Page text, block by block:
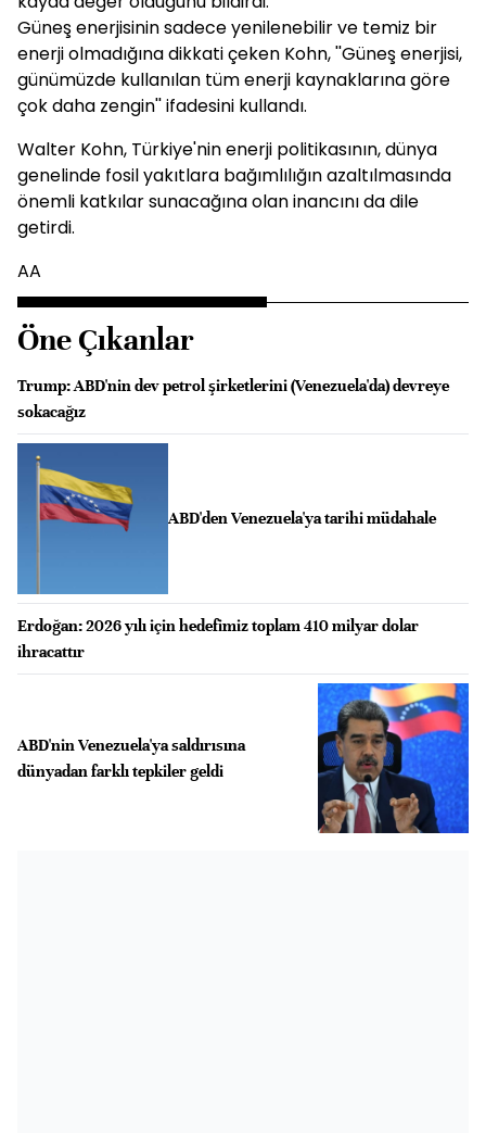
Güneş enerjisinin sadece yenilenebilir ve temiz bir
enerji olmadığına dikkati çeken Kohn, ''Güneş enerjisi,
günümüzde kullanılan tüm enerji kaynaklarına göre
çok daha zengin'' ifadesini kullandı.
Walter Kohn, Türkiye'nin enerji politikasının, dünya
genelinde fosil yakıtlara bağımlılığın azaltılmasında
önemli katkılar sunacağına olan inancını da dile
getirdi.
AA
Öne Çıkanlar
Trump: ABD'nin dev petrol şirketlerini (Venezuela'da) devreye
sokacağız
ABD'den Venezuela'ya tarihi müdahale
Erdoğan: 2026 yılı için hedefimiz toplam 410 milyar dolar
ihracattır
ABD'nin Venezuela'ya saldırısına
dünyadan farklı tepkiler geldi